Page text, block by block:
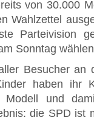
von 30.000
Wahlzettel
Parteivision
Sonntag
Besucher an
haben ihr
Modell und
die SPD ist